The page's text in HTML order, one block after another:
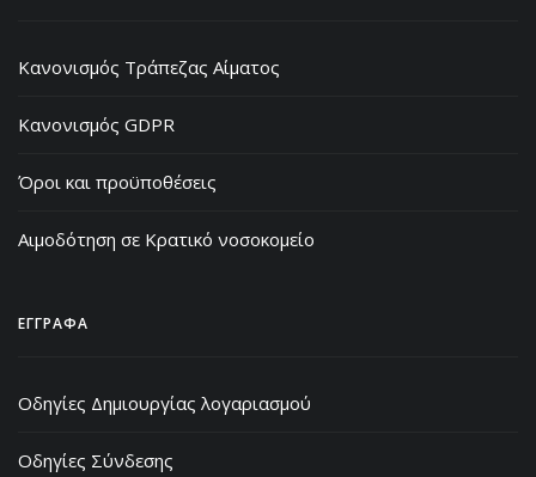
Κανονισμός Τράπεζας Αίματος
Κανονισμός GDPR
Όροι και προϋποθέσεις
Αιμοδότηση σε Κρατικό νοσοκομείο
ΕΓΓΡΑΦΑ
Οδηγίες Δημιουργίας λογαριασμού
Οδηγίες Σύνδεσης